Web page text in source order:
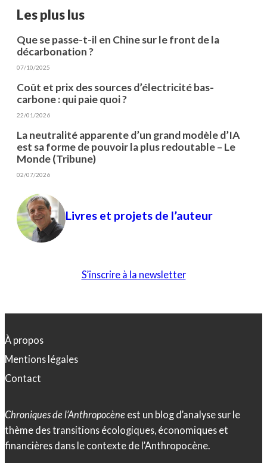
Les plus lus
Que se passe-t-il en Chine sur le front de la
décarbonation ?
07/10/2025
Coût et prix des sources d’électricité bas-
carbone : qui paie quoi ?
22/01/2026
La neutralité apparente d’un grand modèle d’IA
est sa forme de pouvoir la plus redoutable – Le
Monde (Tribune)
02/07/2026
Livres et projets de l’auteur
S’inscrire à la newsletter
À propos
Mentions légales
Contact
Chroniques de l’Anthropocène est un blog d’analyse sur le
thème des transitions écologiques, économiques et
financières dans le contexte de l’Anthropocène.